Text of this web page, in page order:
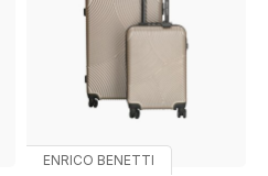
ENRICO BENETTI